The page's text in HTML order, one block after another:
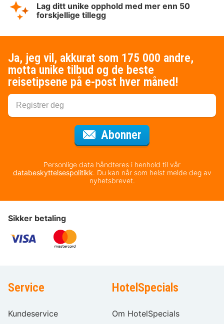
Lag ditt unike opphold med mer enn 50
forskjellige tillegg
Ja, jeg vil, akkurat som 175 000 andre,
motta unike tilbud og de beste
reisetipsene på e-post hver måned!
Abonner
Personlige data håndteres i henhold til vår
databeskyttelsespolitikk. Du kan når som helst melde deg av
nyhetsbrevet.
Sikker betaling
Service
Kundeservice
HotelSpecials
Om HotelSpecials